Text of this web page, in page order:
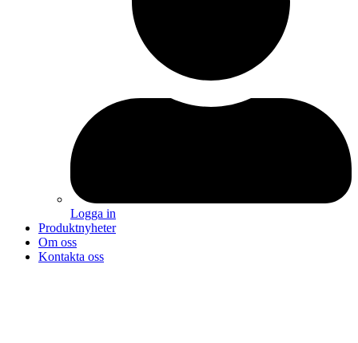
Logga in
Produktnyheter
Om oss
Kontakta oss